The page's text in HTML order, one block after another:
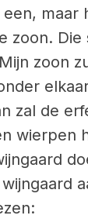
maar
zoon.
zoon
zal de
wierpen